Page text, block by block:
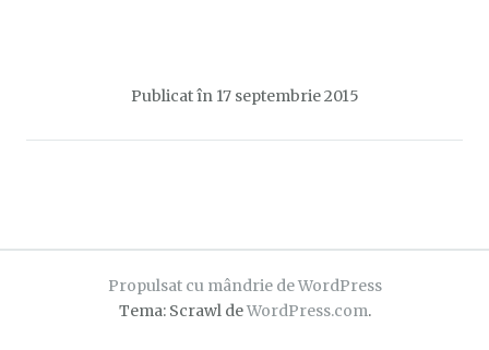
Publicat în 17 septembrie 2015
Propulsat cu mândrie de WordPress
Tema: Scrawl deWordPress.com.